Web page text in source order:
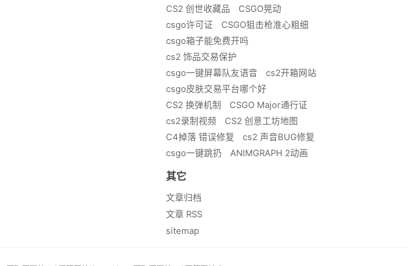
CS2 创世收藏品
CSGO晃动
csgo许可证
CSGO狙击枪准心粗细
csgo箱子能免费开吗
cs2 饰品交易保护
csgo一键屏幕队友语音
cs2开箱网站
csgo皮肤交易平台哪个好
CS2 换弹机制
CSGO Major通行证
cs2录制视频
CS2 创意工坊地图
C4掉落 错误修复
cs2 声音BUG修复
csgo一键跳扔
ANIMGRAPH 2动画
其它
文章归档
文章 RSS
sitemap